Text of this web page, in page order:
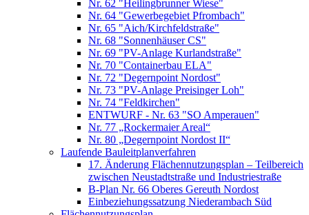
Nr. 62 "Heilingbrunner Wiese"
Nr. 64 "Gewerbegebiet Pfrombach"
Nr. 65 "Aich/Kirchfeldstraße"
Nr. 68 "Sonnenhäuser CS"
Nr. 69 "PV-Anlage Kurlandstraße"
Nr. 70 "Containerbau ELA"
Nr. 72 "Degernpoint Nordost"
Nr. 73 "PV-Anlage Preisinger Loh"
Nr. 74 "Feldkirchen"
ENTWURF - Nr. 63 "SO Amperauen"
Nr. 77 „Rockermaier Areal“
Nr. 80 „Degernpoint Nordost II“
Laufende Bauleitplanverfahren
17. Änderung Flächennutzungsplan – Teilbereich
zwischen Neustadtstraße und Industriestraße
B-Plan Nr. 66 Oberes Gereuth Nordost
Einbeziehungssatzung Niederambach Süd